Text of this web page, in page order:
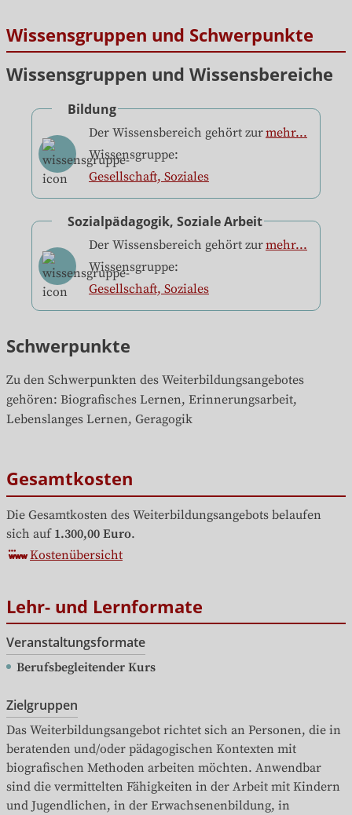
Wissensgruppen und Schwerpunkte
Wissensgruppen und Wissensbereiche
Bildung
Der Wissensbereich gehört zur
Wissensgruppe:
Gesellschaft, Soziales
mehr...
Sozialpädagogik, Soziale Arbeit
Der Wissensbereich gehört zur
Wissensgruppe:
Gesellschaft, Soziales
mehr...
Schwerpunkte
Zu den Schwerpunkten des Weiterbildungsangebotes
gehören: Biografisches Lernen, Erinnerungsarbeit,
Lebenslanges Lernen, Geragogik
Gesamtkosten
Die Gesamtkosten des Weiterbildungsangebots belaufen
sich auf 1.300,00 Euro.
Kostenübersicht
Lehr- und Lernformate
Veranstaltungsformate
Berufsbegleitender Kurs
Zielgruppen
Das Weiterbildungsangebot richtet sich an Personen, die in
beratenden und/oder pädagogischen Kontexten mit
biografischen Methoden arbeiten möchten. Anwendbar
sind die vermittelten Fähigkeiten in der Arbeit mit Kindern
und Jugendlichen, in der Erwachsenenbildung, in